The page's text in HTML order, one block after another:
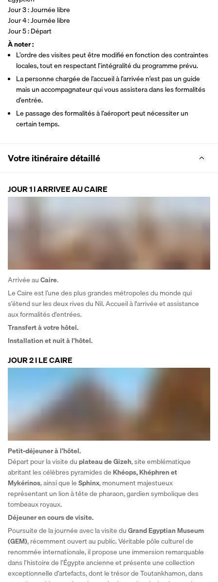
Jour 3 : Journée libre
Jour 4 : Journée libre
Jour 5 : Départ
À noter :
L’ordre des visites peut être modifié en fonction des contraintes
locales, tout en respectant l’intégralité du programme prévu.
La personne chargée de l’accueil à l’arrivée n’est pas un guide
mais un accompagnateur qui vous assistera dans les formalités
d’entrée.
Le passage des formalités à l’aéroport peut nécessiter un
certain temps.
Votre itinéraire détaillé
JOUR 1 I ARRIVEE AU CAIRE
Arrivée au Caire.
Le Caire est l’une des plus grandes métropoles du monde qui
s’étend sur les deux rives du Nil. Accueil à l'arrivée et assistance
aux formalités d'entrées.
Transfert à votre hôtel.
Installation et nuit à l'hôtel.
JOUR 2 I LE CAIRE
Petit-déjeuner à l’hôtel.
Départ pour la visite du plateau de Gizeh, site emblématique
abritant les célèbres pyramides de Khéops, Khéphren et
Mykérinos, ainsi que le Sphinx, monument majestueux
représentant un lion à tête de pharaon, gardien symbolique des
tombeaux royaux.
Déjeuner en cours de visite.
Poursuite de la journée avec la visite du Grand Egyptian Museum
(GEM), récemment ouvert au public. Véritable pôle culturel de
renommée internationale, il propose une immersion remarquable
dans l’histoire de l’Égypte ancienne et présente une collection
exceptionnelle d’artefacts, dont le trésor de Toutankhamon, dans